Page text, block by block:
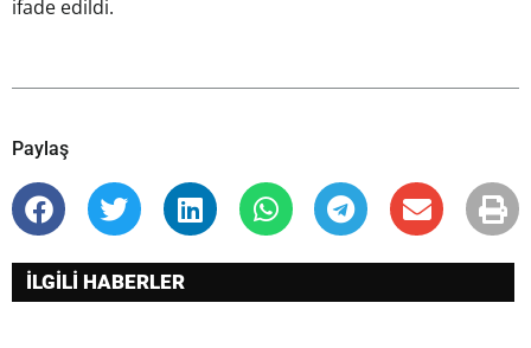
ifade edildi.
Paylaş
İLGİLİ HABERLER